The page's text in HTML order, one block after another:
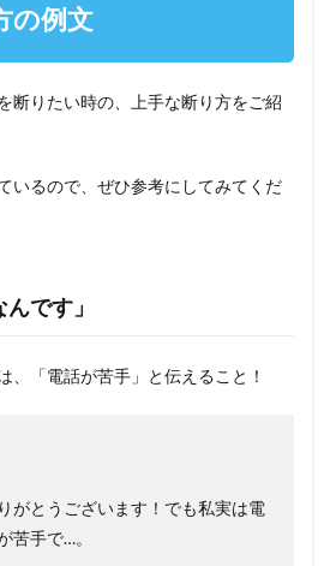
の例文
断りたい時の、上手な断り方をご紹
いるので、ぜひ参考にしてみてくだ
です」
、「電話が苦手」と伝えること！
がとうございます！でも私実は電
苦手で…。